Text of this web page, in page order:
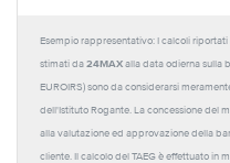
Esempio rappresentativo: I calcoli
stimati da 24MAX alla data odierna sulla
EUROIRS) sono da considerarsi
dell'Istituto Rogante. La concessione del
alla valutazione ed approvazione della
cliente. Il calcolo del TAEG è effettuato in